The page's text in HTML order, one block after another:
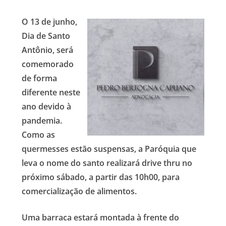
O 13 de junho,
Dia de Santo
Antônio, será
comemorado
de forma
diferente neste
ano devido à
pandemia.
Como as
quermesses estão suspensas, a Paróquia que
leva o nome do santo realizará drive thru no
próximo sábado, a partir das 10h00, para
comercialização de alimentos.
Uma barraca estará montada à frente do